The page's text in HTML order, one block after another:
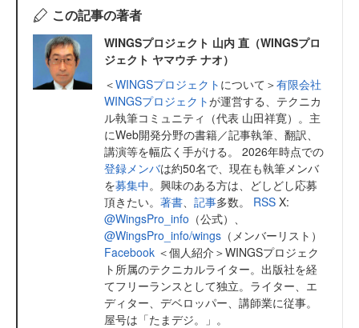
この記事の著者
WINGSプロジェクト 山内 直（WINGSプロ
ジェクト ヤマウチ ナオ）
＜WINGSプロジェクト について＞有限会社
WINGSプロジェクトが運営する、テクニカ
ル執筆コミュニティ（代表 山田祥寛）。主
にWeb開発分野の書籍／記事執筆、翻訳、
講演等を幅広く手がける。 2026年時点での
登録メンバは約50名で、現在も執筆メンバ
を募集中。興味のある方は、どしどし応募
頂きたい。 著書 記事多数。 RSS X:
@WingsPro_info （公式）、
@WingsPro_info/wings （メンバーリスト）
Facebook ＜個人紹介＞WINGSプロジェク
ト所属のテクニカルライター。出版社を経
てフリーランスとして独立。ライター、エ
ディター、デベロッパー、講師業に従事。
屋号は「たまデジ。」。